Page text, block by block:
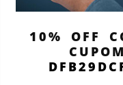
10% OFF
CUPOM